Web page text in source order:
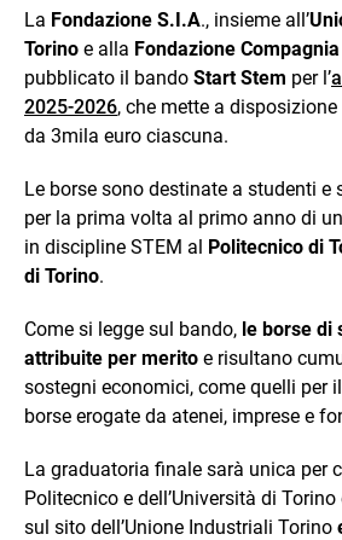
La Fondazione S.I.A., insieme all’
Torino e alla Fondazione
pubblicato il bando Start Stem per l’
2025-2026, che mette a
da 3mila euro ciascuna.
Le borse sono destinate a studenti e
per la prima volta al primo anno di
in discipline STEM al Politecnico di
di Torino.
Come si legge sul bando, le borse di
attribuite per merito e risultano
sostegni economici, come quelli per
borse erogate da atenei, imprese e
La graduatoria finale sarà unica per
Politecnico e dell’Università di
sul sito dell’Unione Industriali Torino